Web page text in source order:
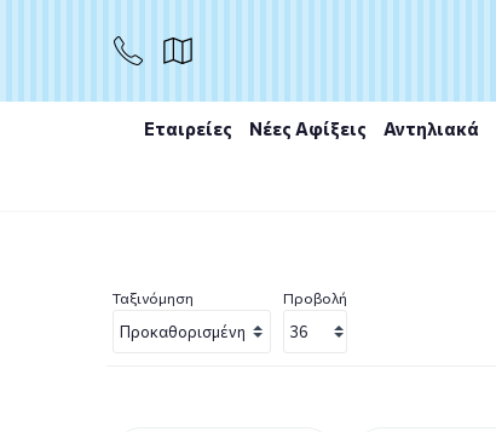
Εταιρείες Νέες Αφίξεις Αντηλιακά
Ταξινόμηση Προβολή